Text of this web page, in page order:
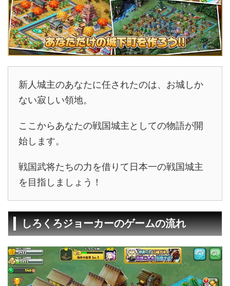
新人城主のあなたに任されたのは、お城しか
ない寂しい領地。
ここからあなたの戦国城主としての物語が開
始します。
戦国武将たちの力を借りて日本一の戦国城主
を目指しましょう！
しろくろジョーカーのゲームの流れ